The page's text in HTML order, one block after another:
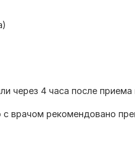
через 4 часа после
врачом рекомендовано